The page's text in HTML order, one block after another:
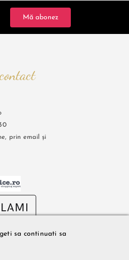
Mă abonez
prin email și
sa continuati sa